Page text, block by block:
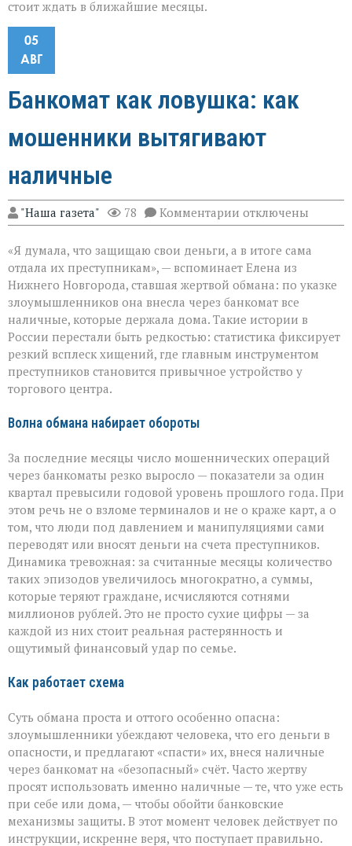
стоит ждать в ближайшие месяцы.
05
АВГ
Банкомат как ловушка: как
мошенники вытягивают
наличные
"Наша газета" 78 Комментарии к
записи
как
ловушка:
как
мошенники
вытягивают
наличные
отключены
«Я думала, что защищаю свои деньги, а в итоге сама
отдала их преступникам», — вспоминает Елена из
Нижнего Новгорода, ставшая жертвой обмана: по указке
злоумышленников она внесла через банкомат все
наличные, которые держала дома. Такие истории в
России перестали быть редкостью: статистика фиксирует
резкий всплеск хищений, где главным инструментом
преступников становится привычное устройство у
торгового центра.
Волна обмана набирает обороты
За последние месяцы число мошеннических операций
через банкоматы резко выросло — показатели за один
квартал превысили годовой уровень прошлого года. При
этом речь не о взломе терминалов и не о краже карт, а о
том, что люди под давлением и манипуляциями сами
переводят или вносят деньги на счета преступников.
Динамика тревожная: за считанные месяцы количество
таких эпизодов увеличилось многократно, а суммы,
которые теряют граждане, исчисляются сотнями
миллионов рублей. Это не просто сухие цифры — за
каждой из них стоит реальная растерянность и
ощутимый финансовый удар по семье.
Как работает схема
Суть обмана проста и оттого особенно опасна:
злоумышленники убеждают человека, что его деньги в
опасности, и предлагают «спасти» их, внеся наличные
через банкомат на «безопасный» счёт. Часто жертву
просят использовать именно наличные — те, что уже есть
при себе или дома, — чтобы обойти банковские
механизмы защиты. В этот момент человек действует по
инструкции, искренне веря, что поступает правильно.